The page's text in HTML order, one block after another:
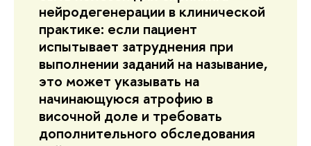
нейродегенерации в клинической
практике: если пациент
испытывает затруднения при
выполнении заданий на называние,
это может указывать на
начинающуюся атрофию в
височной доле и требовать
дополнительного обследования